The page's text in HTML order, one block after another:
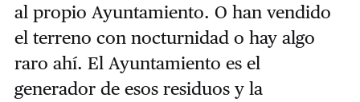
al propio Ayuntamiento. O han vendido
el terreno con nocturnidad o hay algo
raro ahí. El Ayuntamiento es el
generador de esos residuos y la